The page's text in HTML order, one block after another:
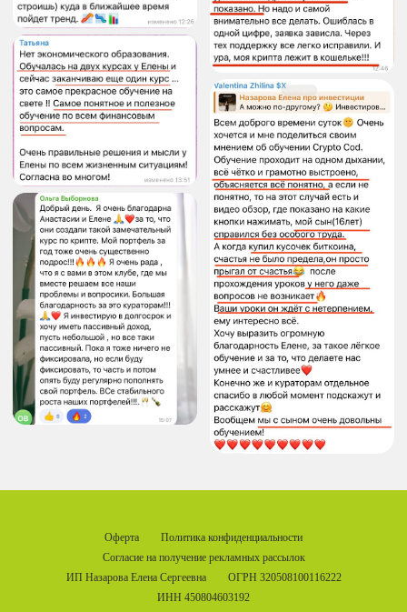
Оферта
Политика конфиденциальности
Согласие на получение рекламных рассылок
ИП Назарова Елена Сергеевна
ОГРН 320508100116222
ИНН 450804603192